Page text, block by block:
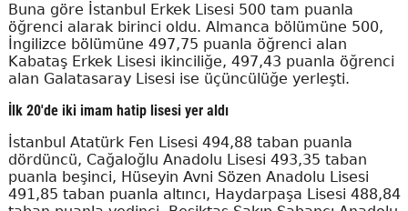
Buna göre İstanbul Erkek Lisesi 500 tam puanla
öğrenci alarak birinci oldu. Almanca bölümüne 500,
İngilizce bölümüne 497,75 puanla öğrenci alan
Kabataş Erkek Lisesi ikinciliğe, 497,43 puanla öğrenci
alan Galatasaray Lisesi ise üçüncülüğe yerleşti.
İlk 20'de iki imam hatip lisesi yer aldı
İstanbul Atatürk Fen Lisesi 494,88 taban puanla
dördüncü, Cağaloğlu Anadolu Lisesi 493,35 taban
puanla beşinci, Hüseyin Avni Sözen Anadolu Lisesi
491,85 taban puanla altıncı, Haydarpaşa Lisesi 488,84